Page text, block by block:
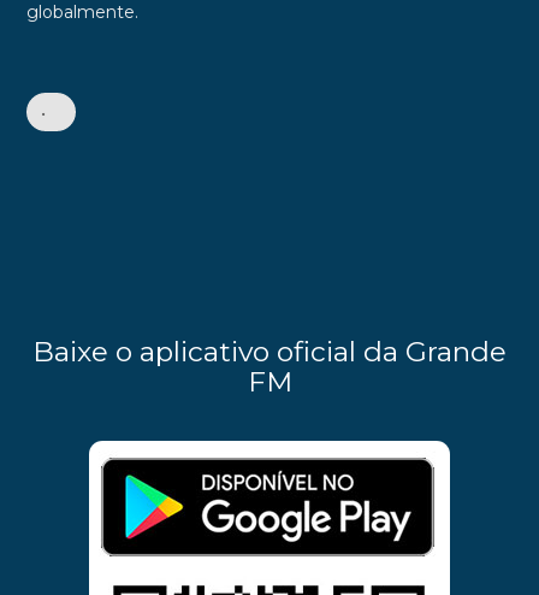
globalmente.
•
Baixe o aplicativo oficial da Grande
FM